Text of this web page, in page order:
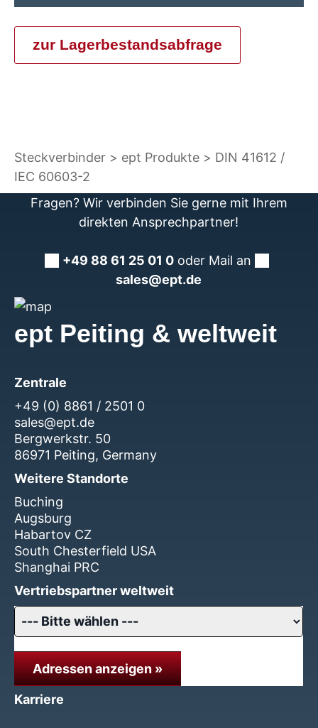
zur Lagerbestandsabfrage
Steckverbinder ept Produkte
DIN 41612 /
IEC 60603-2
Fragen? Wir verbinden Sie gerne mit Ihrem
direkten Ansprechpartner!
+49 88 61 25 01 0 oder Mail an
sales@ept.de
ept Peiting & weltweit
Zentrale
+49 (0) 8861 / 2501 0
sales@ept.de
Bergwerkstr. 50
86971 Peiting, Germany
Weitere Standorte
Buching
Augsburg
Habartov CZ
South Chesterfield USA
Shanghai PRC
Vertriebspartner weltweit
Adressen anzeigen »
Karriere